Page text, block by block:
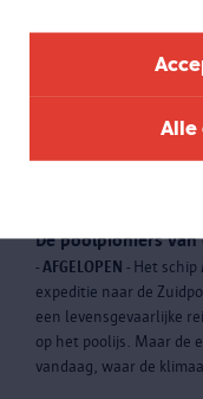
Alle
Naar
De poolpioniers van
- AFGELOPEN - Het schip
expeditie naar de
een levensgevaarlijke
op het poolijs. Maar de
vandaag, waar de